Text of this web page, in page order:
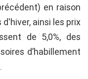
en raison
ainsi les prix
de 5,0%, des
d’habillement